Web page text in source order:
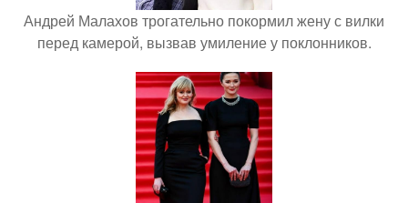
Андрей Малахов трогательно покормил жену с вилки
перед камерой, вызвав умиление у поклонников.